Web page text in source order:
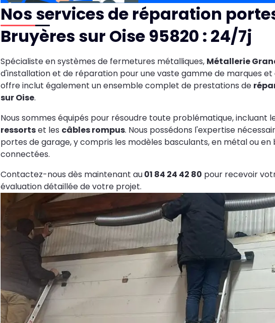
Nos services de réparation
Bruyères sur Oise 95820 : 24/7j
Spécialiste en systèmes de fermetures métalliques, Métallerie
d'installation et de réparation pour une vaste gamme de marques
offre inclut également un ensemble complet de prestations de
sur Oise.
Nous sommes équipés pour résoudre toute problématique, incluant
ressortset les câbles rompus. Nous possédons l'expertise
portes de garage, y compris les modèles basculants, en métal ou
connectées.
Contactez-nous dès maintenant au01 84 24 42 80 pour recevoir
évaluation détaillée de votre projet.